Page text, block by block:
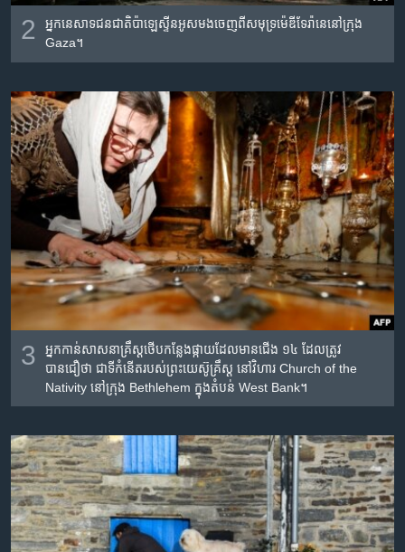
2
អ្នកនេសាទជនជាតិប៉ាឡេស្ទីនអូសមងចេញពីសមុទ្រម៉េឌីទែរ៉ានេនៅក្រុង
Gaza។
3
អ្នកកាន់សាសនាគ្រឹស្តថើបកន្លែងផ្កាយដែលមានជើង ១៤ ដែលត្រូវ
បានជឿថា ជា​ទីកំនើតរបស់ព្រះយេស៊ូគ្រឹស្ត នៅវិហារ Church of the
Nativity នៅក្រុង Bethlehem ក្នុងតំបន់ West Bank។